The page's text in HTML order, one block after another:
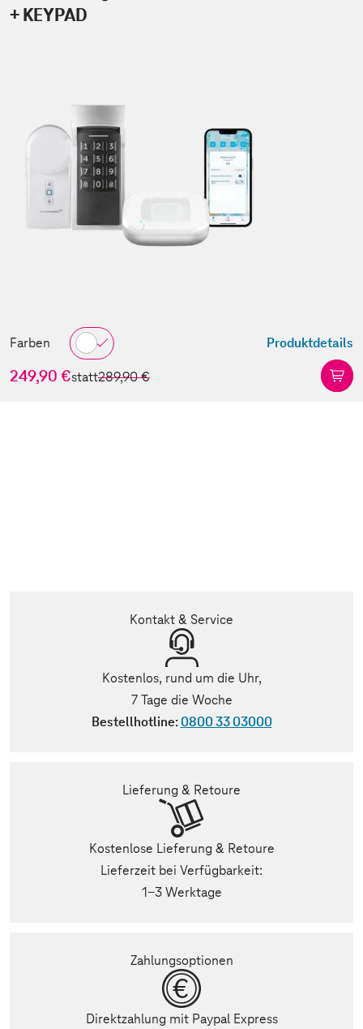
+ KEYPAD
Farben Produktdetails
249,90 €statt289,90 €
Kontakt & Service
Kostenlos, rund um die Uhr,
7 Tage die Woche
Bestellhotline:0800 33 03000
Lieferung & Retoure
Kostenlose Lieferung & Retoure
Lieferzeit bei Verfügbarkeit:
1-3 Werktage
Zahlungsoptionen
Direktzahlung mit Paypal Express